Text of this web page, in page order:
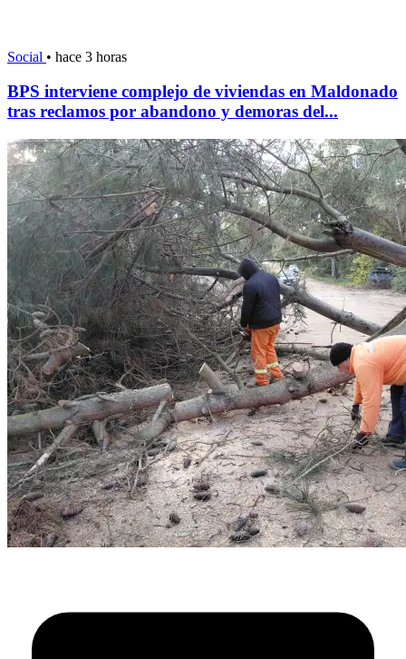
Social • hace 3 horas
BPS interviene complejo de viviendas en Maldonado
tras reclamos por abandono y demoras del...